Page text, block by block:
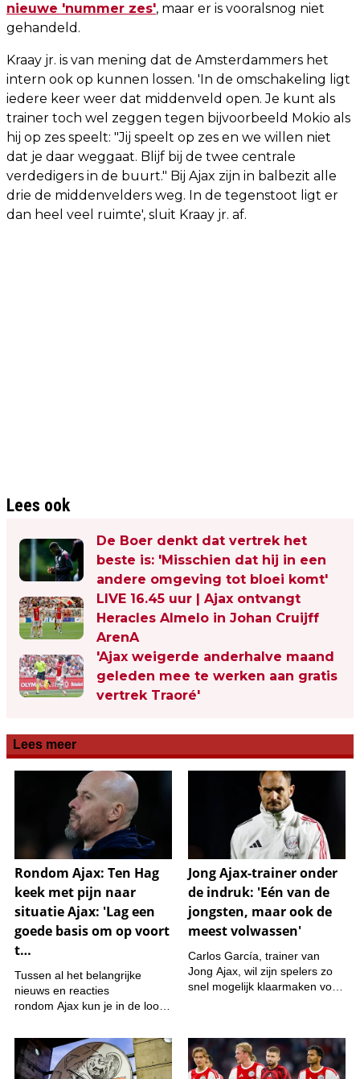
nieuwe 'nummer zes', maar er is vooralsnog niet
gehandeld.
Kraay jr. is van mening dat de Amsterdammers het
intern ook op kunnen lossen. 'In de omschakeling ligt
iedere keer weer dat middenveld open. Je kunt als
trainer toch wel zeggen tegen bijvoorbeeld Mokio als
hij op zes speelt: "Jij speelt op zes en we willen niet
dat je daar weggaat. Blijf bij de twee centrale
verdedigers in de buurt." Bij Ajax zijn in balbezit alle
drie de middenvelders weg. In de tegenstoot ligt er
dan heel veel ruimte', sluit Kraay jr. af.
Lees ook
De Boer denkt dat vertrek het
beste is: 'Misschien dat hij in een
andere omgeving tot bloei komt'
LIVE 16.45 uur | Ajax ontvangt
Heracles Almelo in Johan Cruijff
ArenA
'Ajax weigerde anderhalve maand
geleden mee te werken aan gratis
vertrek Traoré'